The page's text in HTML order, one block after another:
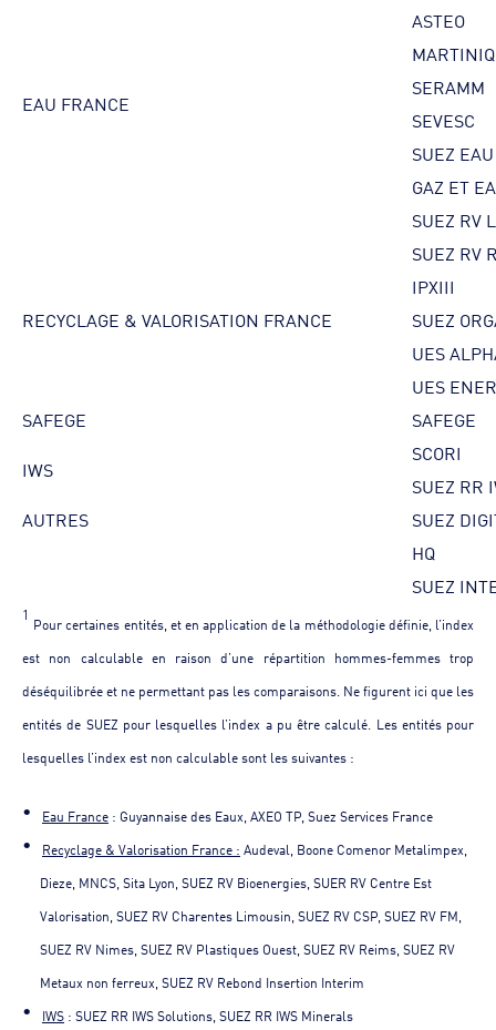
EAU FRANCE
ASTEO
SERAMM
SEVESC
SUEZ
GAZ ET
RECYCLAGE & VALORISATION FRANCE
SUEZ RV
SUEZ RV
IPXIII
SUEZ
UES
UES
SAFEGE
SAFEGE
IWS
SCORI
SUEZ RR
AUTRES
SUEZ
HQ
SUEZ
1
Pour certaines entités, et en application de la méthodologie définie, l’index
est non calculable en raison d’une répartition hommes-femmes trop
déséquilibrée et ne permettant pas les comparaisons. Ne figurent ici que les
entités de SUEZ pour lesquelles l’index a pu être calculé. Les entités pour
lesquelles l’index est non calculable sont les suivantes :
Eau France : Guyannaise des Eaux, AXEO TP, Suez Services France
Recyclage & Valorisation France : Audeval, Boone Comenor Metalimpex,
Dieze, MNCS, Sita Lyon, SUEZ RV Bioenergies, SUER RV Centre Est
Valorisation, SUEZ RV Charentes Limousin, SUEZ RV CSP, SUEZ RV FM,
SUEZ RV Nimes, SUEZ RV Plastiques Ouest, SUEZ RV Reims, SUEZ RV
Metaux non ferreux, SUEZ RV Rebond Insertion Interim
IWS : SUEZ RR IWS Solutions, SUEZ RR IWS Minerals